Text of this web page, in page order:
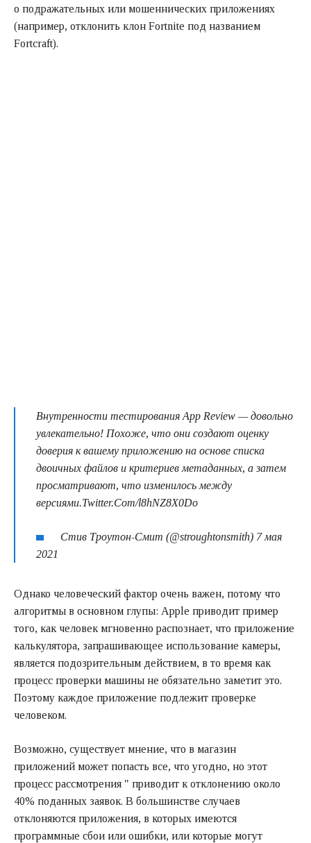
о подражательных или мошеннических приложениях
(например, отклонить клон Fortnite под названием
Fortcraft).
Внутренности тестирования App Review — довольно
увлекательно! Похоже, что они создают оценку
доверия к вашему приложению на основе списка
двоичных файлов и критериев метаданных, а затем
просматривают, что изменилось между
версиями.Twitter.Com/l8hNZ8X0Do
Стив Троутон-Смит (@stroughtonsmith) 7 мая
2021
Однако человеческий фактор очень важен, потому что
алгоритмы в основном глупы: Apple приводит пример
того, как человек мгновенно распознает, что приложение
калькулятора, запрашивающее использование камеры,
является подозрительным действием, в то время как
процесс проверки машины не обязательно заметит это.
Поэтому каждое приложение подлежит проверке
человеком.
Возможно, существует мнение, что в магазин
приложений может попасть все, что угодно, но этот
процесс рассмотрения " приводит к отклонению около
40% поданных заявок. В большинстве случаев
отклоняются приложения, в которых имеются
программные сбои или ошибки, или которые могут